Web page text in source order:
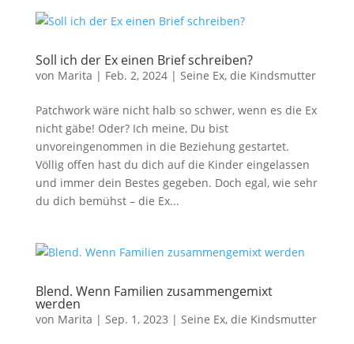
Soll ich der Ex einen Brief schreiben?
von Marita | Feb. 2, 2024| Seine Ex, die Kindsmutter
Patchwork wäre nicht halb so schwer, wenn es die Ex
nicht gäbe! Oder? Ich meine, Du bist
unvoreingenommen in die Beziehung gestartet.
Völlig offen hast du dich auf die Kinder eingelassen
und immer dein Bestes gegeben. Doch egal, wie sehr
du dich bemühst – die Ex...
Blend. Wenn Familien zusammengemixt
werden
von Marita | Sep. 1, 2023 | Seine Ex, die Kindsmutter